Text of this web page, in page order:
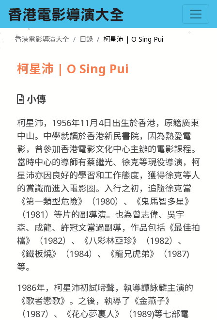
香港電影導演大全 目錄 柯星沛 | O Sing Pui
柯星沛 | O Sing Pui
小傳
柯星沛，1956年11月4日出生於香港，原籍廣東
中山。中學就讀於香港新民書院，因為熱愛電
影，曾參加香港電影文化中心主辦的電影課程。
當時中心的導師有蔡繼光、徐克等現役導演，柯
星沛亦因良好的學習和工作態度，獲得徐克等人
的賞識而進入電影圈。入行之初，追隨徐克當
《第一類型危險》（1980）、《鬼馬智多星》
（1981）等片的副導演。也為曾志偉、吳宇
森、成龍、許冠文當過副導，作品包括《最佳拍
檔》（1982）、《八彩林亞珍》（1982）、
《鐵板燒》（1984）、《龍兄虎弟》（1987)
等。
1986年，柯星沛初試啼聲，執導譚詠麟主演的
《歌者戀歌》。之後，執導了《金燕子》
（1987）、《花心夢裏人》（1989)等七部電